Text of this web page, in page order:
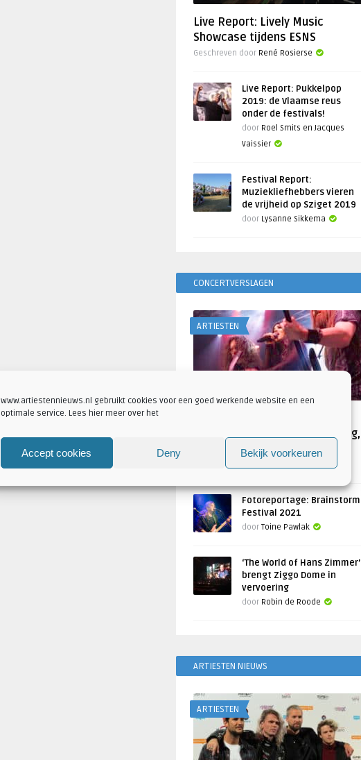
www.artiestennieuws.nl gebruikt cookies voor een goed werkende website en een
optimale service. Lees hier meer over het
Accept cookies Deny Bekijk voorkeuren
Live Report: Lively Music
Showcase tijdens ESNS
Geschreven door René Rosierse
Live Report: Pukkelpop
2019: de Vlaamse reus
onder de festivals!
door Roel Smits en Jacques
Vaissier
Festival Report:
Muziekliefhebbers vieren
de vrijheid op Sziget 2019
door Lysanne Sikkema
CONCERTVERSLAGEN
ARTIESTEN
Atlantis en Xandria in De Helling,
Geschreven door
Fotoreportage: Brainstorm
Festival 2021
door Toine Pawlak
‘The World of Hans Zimmer’
brengt Ziggo Dome in
vervoering
door Robin de Roode
ARTIESTEN NIEUWS
ARTIESTEN